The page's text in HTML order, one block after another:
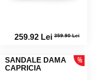
259.92 Lei359.90 Lei
SANDALE DAMA
CAPRICIA